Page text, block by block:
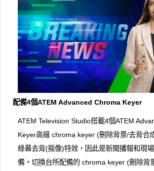
配備4個ATEM Advanced Chroma Keyer
ATEM Television Studio搭載4個ATEM
Keyer高級 chroma keyer (刪除背景/去背合
綠幕去背(摳像)特效，因此是新聞播報和現
備。切換台所配備的 chroma keyer (刪除背